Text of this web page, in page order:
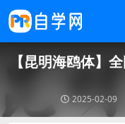
【昆明海鸥体】
2025-02-09